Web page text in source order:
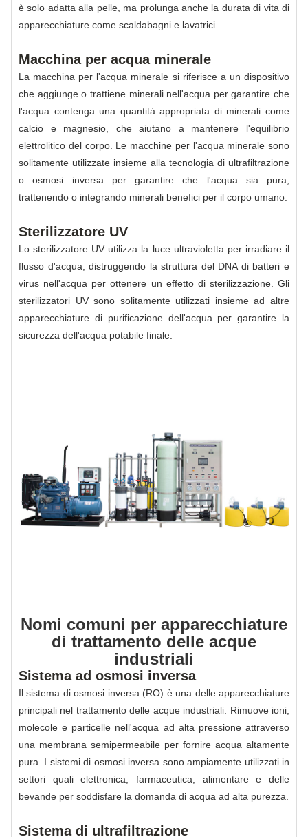
è solo adatta alla pelle, ma prolunga anche la durata di vita di
apparecchiature come scaldabagni e lavatrici.
Macchina per acqua minerale
La macchina per l'acqua minerale si riferisce a un dispositivo
che aggiunge o trattiene minerali nell'acqua per garantire che
l'acqua contenga una quantità appropriata di minerali come
calcio e magnesio, che aiutano a mantenere l'equilibrio
elettrolitico del corpo. Le macchine per l'acqua minerale sono
solitamente utilizzate insieme alla tecnologia di ultrafiltrazione
o osmosi inversa per garantire che l'acqua sia pura,
trattenendo o integrando minerali benefici per il corpo umano.
Sterilizzatore UV
Lo sterilizzatore UV utilizza la luce ultravioletta per irradiare il
flusso d'acqua, distruggendo la struttura del DNA di batteri e
virus nell'acqua per ottenere un effetto di sterilizzazione. Gli
sterilizzatori UV sono solitamente utilizzati insieme ad altre
apparecchiature di purificazione dell'acqua per garantire la
sicurezza dell'acqua potabile finale.
Nomi comuni per apparecchiature
di trattamento delle acque
industriali
Sistema ad osmosi inversa
Il sistema di osmosi inversa (RO) è una delle apparecchiature
principali nel trattamento delle acque industriali. Rimuove ioni,
molecole e particelle nell'acqua ad alta pressione attraverso
una membrana semipermeabile per fornire acqua altamente
pura. I sistemi di osmosi inversa sono ampiamente utilizzati in
settori quali elettronica, farmaceutica, alimentare e delle
bevande per soddisfare la domanda di acqua ad alta purezza.
Sistema di ultrafiltrazione